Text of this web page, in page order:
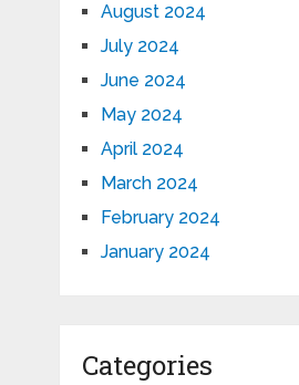
August 2024
July 2024
June 2024
May 2024
April 2024
March 2024
February 2024
January 2024
Categories